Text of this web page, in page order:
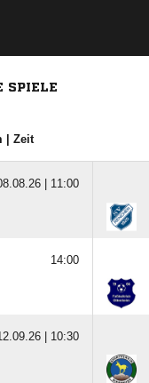
SPIELE
| Zeit
| 11:00
14:00
| 10:30